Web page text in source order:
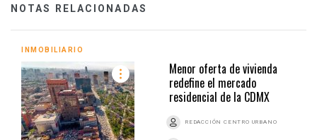
NOTAS RELACIONADAS
INMOBILIARIO
Menor oferta de vivienda
redefine el mercado
residencial de la CDMX
REDACCIÓN CENTRO URBANO